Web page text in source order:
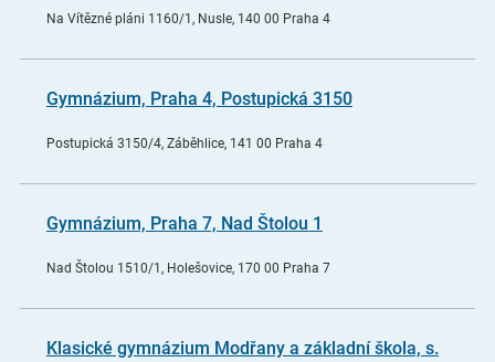
Na Vítězné pláni 1160/1, Nusle, 140 00 Praha 4
Gymnázium, Praha 4, Postupická 3150
Postupická 3150/4, Záběhlice, 141 00 Praha 4
Gymnázium, Praha 7, Nad Štolou 1
Nad Štolou 1510/1, Holešovice, 170 00 Praha 7
Klasické gymnázium Modřany a základní škola, s.